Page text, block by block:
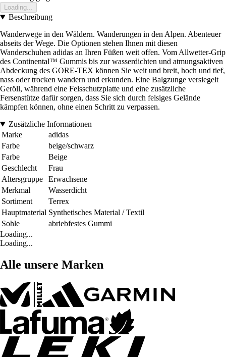
Loading...
Beschreibung
Wanderwege in den Wäldern. Wanderungen in den Alpen. Abenteuer
abseits der Wege. Die Optionen stehen Ihnen mit diesen
Wanderschuhen adidas an Ihren Füßen weit offen. Vom Allwetter-Grip
des Continental™ Gummis bis zur wasserdichten und atmungsaktiven
Abdeckung des GORE-TEX können Sie weit und breit, hoch und tief,
nass oder trocken wandern und erkunden. Eine Balgzunge versiegelt
Geröll, während eine Felsschutzplatte und eine zusätzliche
Fersenstütze dafür sorgen, dass Sie sich durch felsiges Gelände
kämpfen können, ohne einen Schritt zu verpassen.
Zusätzliche Informationen
Marke
adidas
Farbe
beige/schwarz
Farbe
Beige
Geschlecht
Frau
Altersgruppe
Erwachsene
Merkmal
Wasserdicht
Sortiment
Terrex
Hauptmaterial Synthetisches Material / Textil
Sohle
abriebfestes Gummi
Loading...
Loading...
Alle unsere Marken